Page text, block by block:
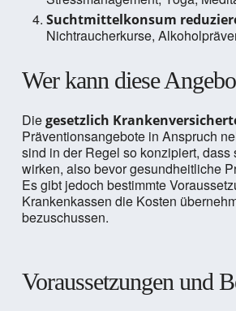
Suchtmittelkonsum
Nichtraucherkurse,
Wer kann diese
Diegesetzlich
Präventionsangebote in Anspruch
sind in der Regel so konzipiert, dass
wirken, also bevor gesundheitliche
Es gibt jedoch bestimmte
Krankenkassen die Kosten
bezuschussen.
Voraussetzungen und